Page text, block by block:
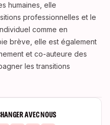
AVEC NOUS
humaines, elle
professionnelles et le
comme en
brève, elle est également
et co-auteure des
les transitions